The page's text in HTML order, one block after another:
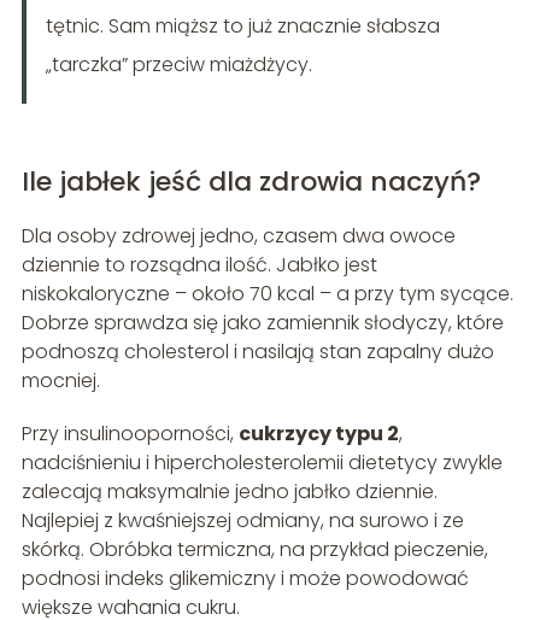
tętnic. Sam miąższ to już znacznie słabsza
„tarczka” przeciw miażdżycy.
Ile jabłek jeść dla zdrowia naczyń?
Dla osoby zdrowej jedno, czasem dwa owoce
dziennie to rozsądna ilość. Jabłko jest
niskokaloryczne – około 70 kcal – a przy tym sycące.
Dobrze sprawdza się jako zamiennik słodyczy, które
podnoszą cholesterol i nasilają stan zapalny dużo
mocniej.
Przy insulinooporności, cukrzycy typu 2,
nadciśnieniu i hipercholesterolemii dietetycy zwykle
zalecają maksymalnie jedno jabłko dziennie.
Najlepiej z kwaśniejszej odmiany, na surowo i ze
skórką. Obróbka termiczna, na przykład pieczenie,
podnosi indeks glikemiczny i może powodować
większe wahania cukru.